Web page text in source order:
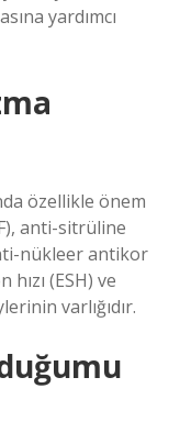
yardımcı
özellikle önem
anti-sitrüline
nükleer antikor
(ESH) ve
varlığıdır.